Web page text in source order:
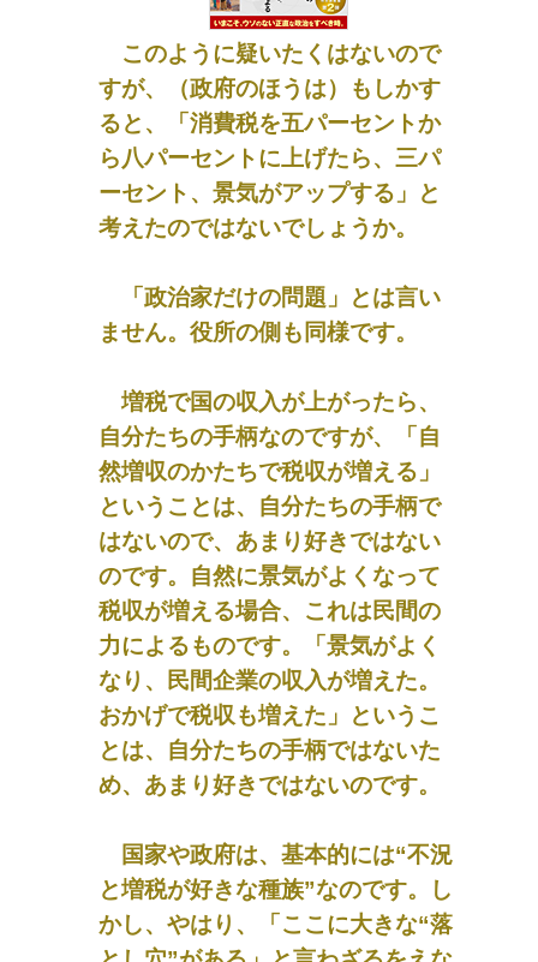
このように疑いたくはないので
すが、（政府のほうは）もしかす
ると、「消費税を五パーセントか
ら八パーセントに上げたら、三パ
ーセント、景気がアップする」と
考えたのではないでしょうか。
「政治家だけの問題」とは言い
ません。役所の側も同様です。
増税で国の収入が上がったら、
自分たちの手柄なのですが、「自
然増収のかたちで税収が増える」
ということは、自分たちの手柄で
はないので、あまり好きではない
のです。自然に景気がよくなって
税収が増える場合、これは民間の
力によるものです。「景気がよく
なり、民間企業の収入が増えた。
おかげで税収も増えた」というこ
とは、自分たちの手柄ではないた
め、あまり好きではないのです。
国家や政府は、基本的には“不況
と増税が好きな種族”なのです。し
かし、やはり、「ここに大きな“落